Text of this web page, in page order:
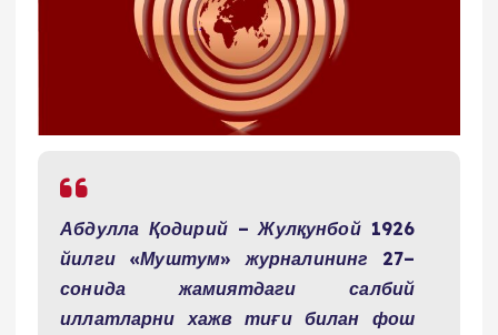
Абдулла Қодирий – Жулқунбой 1926
йилги «Муштум» журналининг 27–
сонида жамиятдаги салбий
иллатларни хажв тиғи билан фош